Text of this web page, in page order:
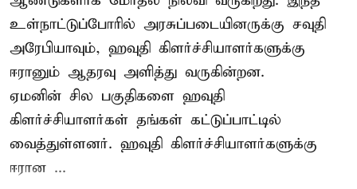
உள்நாட்டுப்போரில் அரசுப்படையினருக்கு சவுதி
அரேபியாவும், ஹவுதி கிளர்ச்சியாளர்களுக்கு
ஈரானும் ஆதரவு அளித்து வருகின்றன.
ஏமனின் சில பகுதிகளை ஹவுதி
கிளர்ச்சியாளர்கள் தங்கள் கட்டுப்பாட்டில்
வைத்துள்ளனர். ஹவுதி கிளர்ச்சியாளர்களுக்கு
ஈரான ...